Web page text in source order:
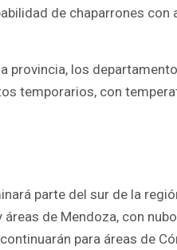
de chaparrones
provincia, los
temporarios, con
parte del sur de la
áreas de Mendoza, con
para áreas de